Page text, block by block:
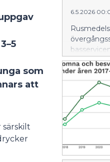
som
att
6.5.2026
effektivare
och
att
behov,
färska
exempel
primära
procent